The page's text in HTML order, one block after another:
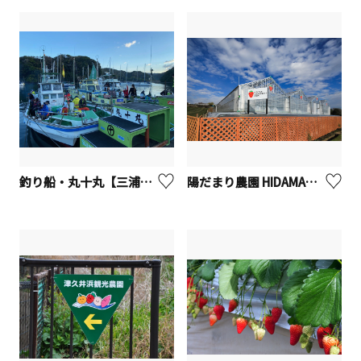
釣り船・丸十丸【三浦市】 陽だまり農園 HIDAMARI STRAWBERRY FARM【愛川町】